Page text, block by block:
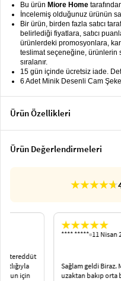
Tesettür
Giyim
keyboard_arrow_down
Büyük
Bedenkeyboard_arrow_down
İç
Giyimkeyboard_arrow_down
Bu ürün Miore Home
İncelemiş olduğunuz ürünün
Bir ürün, birden fazla satıcı
belirlediği fiyatlara, satıcı
ürünlerdeki promosyonlara,
teslimat seçeneğine, ürünlerin
sıralanır.
15 gün içinde ücretsiz iade.
6 Adet Minik Desenli Cam
Ürün Özellikleri
Ürün Değerlendirmeleri
tereddüt
onun için
**** ***** 11 Nisan
Sağlam geldi
uzaktan bakıp orta